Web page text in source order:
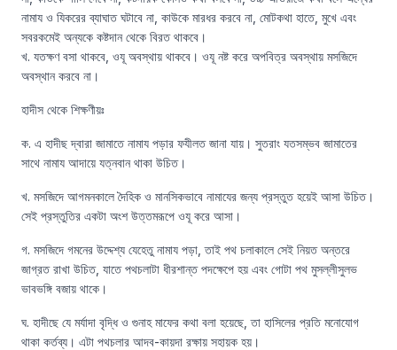
নামায ও যিকরের ব্যাঘাত ঘটাবে না, কাউকে মারধর করবে না, মোটকথা হাতে, মুখে এবং
সবরকমেই অন্যকে কষ্টদান থেকে বিরত থাকবে।
খ. যতক্ষণ বসা থাকবে, ওযূ অবস্থায় থাকবে। ওযূ নষ্ট করে অপবিত্র অবস্থায় মসজিদে
অবস্থান করবে না।
হাদীস থেকে শিক্ষণীয়ঃ
ক. এ হাদীছ দ্বারা জামাতে নামায পড়ার ফযীলত জানা যায়। সুতরাং যতসম্ভব জামাতের
সাথে নামায আদায়ে যত্নবান থাকা উচিত।
খ. মসজিদে আগমনকালে দৈহিক ও মানসিকভাবে নামাযের জন্য প্রস্তুত হয়েই আসা উচিত।
সেই প্রস্তুতির একটা অংশ উত্তমরূপে ওযূ করে আসা।
গ. মসজিদে গমনের উদ্দেশ্য যেহেতু নামায পড়া, তাই পথ চলাকালে সেই নিয়ত অন্তরে
জাগ্রত রাখা উচিত, যাতে পথচলাটা ধীরশান্ত পদক্ষেপে হয় এবং গোটা পথ মুসল্লীসুলভ
ভাবভঙ্গি বজায় থাকে।
ঘ. হাদীছে যে মর্যাদা বৃদ্ধি ও গুনাহ মাফের কথা বলা হয়েছে, তা হাসিলের প্রতি মনোযোগ
থাকা কর্তব্য। এটা পথচলার আদব-কায়দা রক্ষায় সহায়ক হয়।